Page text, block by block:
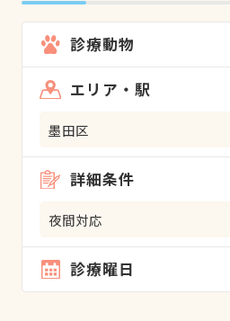
診療動物
エリア・駅
墨田区
詳細条件
夜間対応
診療曜日